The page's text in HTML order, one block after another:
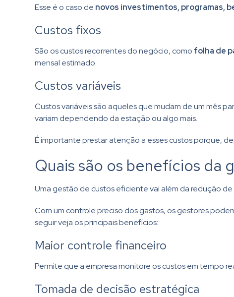
Esse é o caso de novos investimentos, programas,
Custos fixos
São os custos recorrentes do negócio, como folha de
mensal estimado.
Custos variáveis
Custos variáveis são aqueles que mudam de um mês
variam dependendo da estação ou algo mais.
É importante prestar atenção a esses custos porque,
Quais são os benefícios da
Uma gestão de custos eficiente vai além da redução
Com um controle preciso dos gastos, os gestores
seguir veja os principais benefícios:
Maior controle financeiro
Permite que a empresa monitore os custos em tempo
Tomada de decisão estratégica